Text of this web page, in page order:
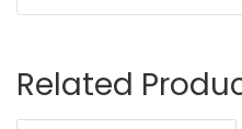
Related